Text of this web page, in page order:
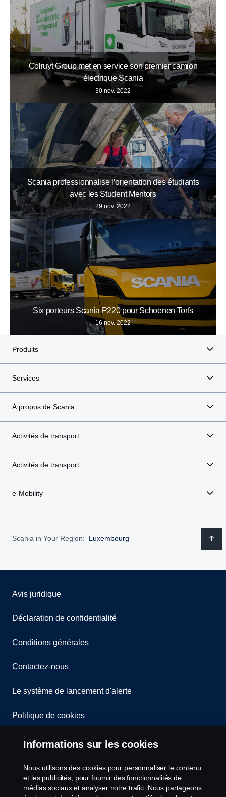
Colruyt Group met en service son premier camion
électrique Scania
30 nov. 2022
Scania professionnalise l’orientation des étudiants
avec les Student Mentors
29 nov. 2022
Six porteurs Scania P220 pour Schoenen Torfs
16 nov. 2022
Produits
Services
À propos de Scania
Activités de transport
Activités de transport
e-Mobility
Scania in Your Region: Luxembourg
Avis juridique
Déclaration de confidentialité
Conditions générales
Contactez-nous
Le système de lancement d'alerte
Politique de cookies
Paramètres des cookies
Informations sur les cookies
Nous utilisons des cookies pour personnaliser le contenu
et les publicités, pour fournir des fonctionnalités de
médias sociaux et analyser notre trafic. Nous partageons